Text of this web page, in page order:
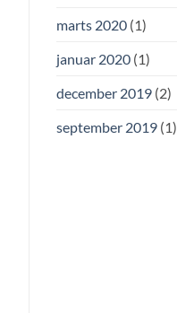
marts 2020(1)
januar 2020(1)
december 2019(2)
september 2019(1)